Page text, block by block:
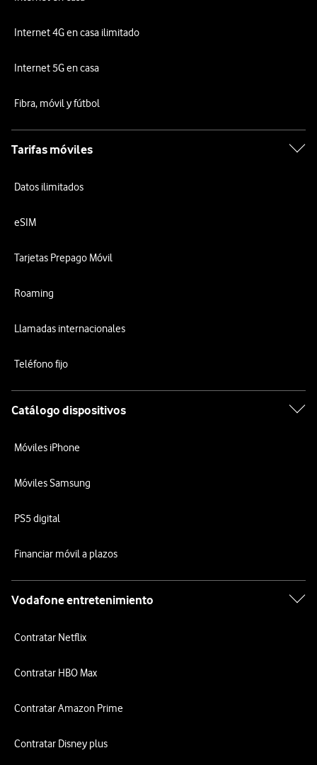
Internet 4G en casa ilimitado
Internet 5G en casa
Fibra, móvil y fútbol
Tarifas móviles
Datos ilimitados
eSIM
Tarjetas Prepago Móvil
Roaming
Llamadas internacionales
Teléfono fijo
Catálogo dispositivos
Móviles iPhone
Móviles Samsung
PS5 digital
Financiar móvil a plazos
Vodafone entretenimiento
Contratar Netflix
Contratar HBO Max
Contratar Amazon Prime
Contratar Disney plus